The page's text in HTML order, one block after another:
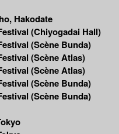
Hakodate
(Chiyogadai Hall)
(Scène Bunda)
(Scène Atlas)
(Scène Atlas)
(Scène Bunda)
(Scène Bunda)